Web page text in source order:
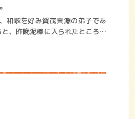
和歌を好み賀茂真淵の弟子であ
、昨晩泥棒に入られたところだ
ロボット・イン・ザ・システム